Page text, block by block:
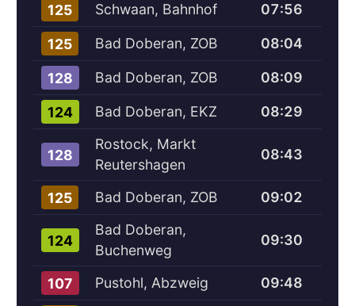
125 Schwaan, Bahnhof 07:56
125 Bad Doberan, ZOB 08:04
128 Bad Doberan, ZOB 08:09
124 Bad Doberan, EKZ 08:29
128
Rostock, Markt
Reutershagen
08:43
125 Bad Doberan, ZOB 09:02
124
Bad Doberan,
Buchenweg
09:30
107 Pustohl, Abzweig 09:48